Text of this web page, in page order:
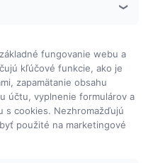
fungovanie webu a
kľúčové funkcie, ako je
zapamätanie obsahu
účtu, vyplnenie formulárov a
s cookies. Nezhromažďujú
použité na marketingové